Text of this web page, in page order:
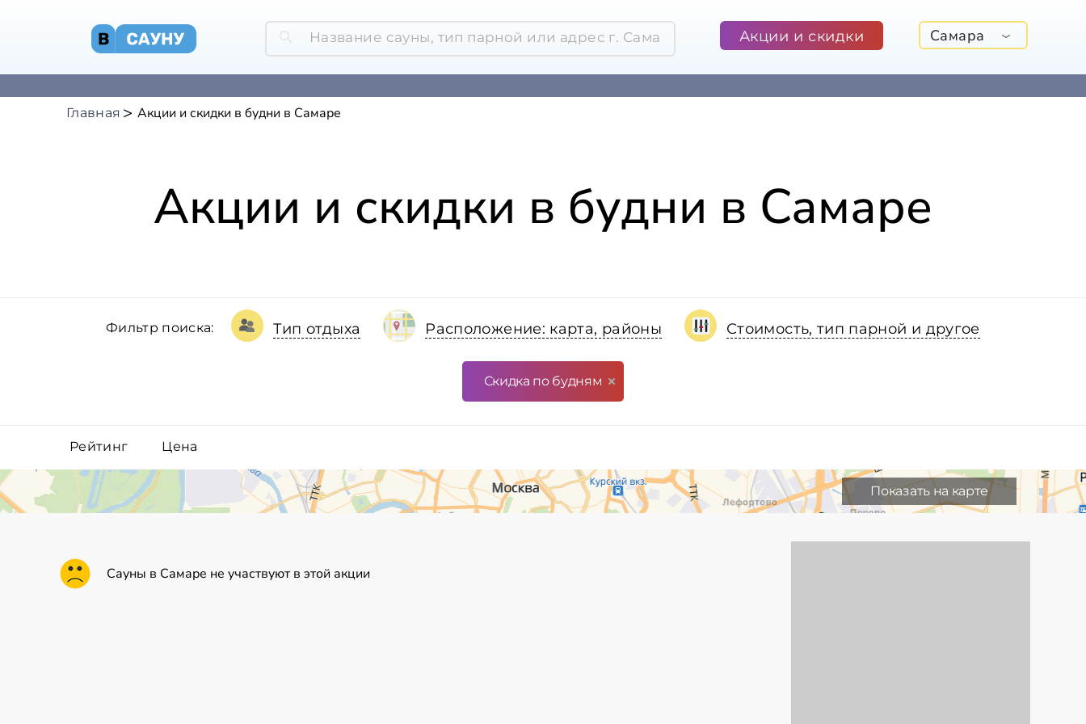
Акции и скидки Самара
Главная Акции и скидки в будни в Самаре
Акции и скидки в будни в Самаре
Фильтр поиска: Тип отдыха Расположение: карта, районы Стоимость, тип парной и другое
Скидка по будням
Рейтинг Цена
Показать на карте
Сауны в Самаре не участвуют в этой акции